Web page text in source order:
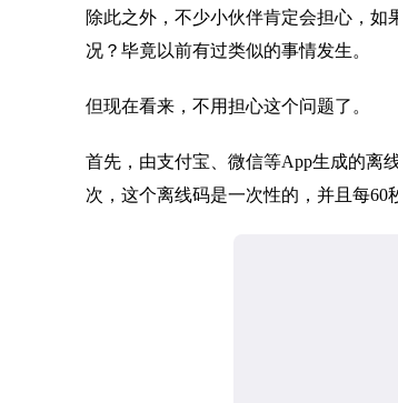
除此之外，不少小伙伴肯定会担心，
况？毕竟以前有过类似的事情发生。
但现在看来，不用担心这个问题了。
首先，由支付宝、微信等App生成的离
次，这个离线码是一次性的，并且每60